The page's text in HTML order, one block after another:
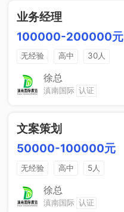
业务经理
100000-200000元
无经验 高中 30人
徐总
滇南国际 认证
文案策划
50000-100000元
无经验 高中 5人
徐总
滇南国际 认证